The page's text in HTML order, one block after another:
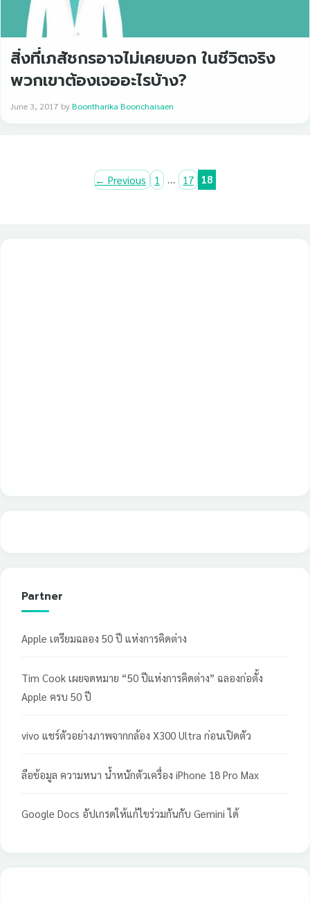
สิ่งที่เภสัชกรอาจไม่เคยบอก ในชีวิตจริง
พวกเขาต้องเจออะไรบ้าง?
June 3, 2017 byBoontharika Boonchaisaen
← Previous Page
1 … Page
17 Page
18
Partner
Apple เตรียมฉลอง 50 ปี แห่งการคิดต่าง
Tim Cook เผยจดหมาย “50 ปีแห่งการคิดต่าง” ฉลองก่อตั้ง
Apple ครบ 50 ปี
vivo แชร์ตัวอย่างภาพจากกล้อง X300 Ultra ก่อนเปิดตัว
ลือข้อมูล ความหนา น้ำหนักตัวเครื่อง iPhone 18 Pro Max
Google Docs อัปเกรดให้แก้ไขร่วมกันกับ Gemini ได้